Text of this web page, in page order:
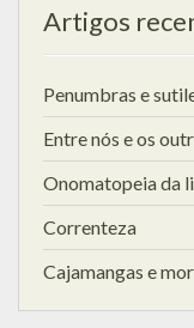
Artigos
Penumbras e
Entre nós e os
Onomatopeia da
Correnteza
Cajamangas e